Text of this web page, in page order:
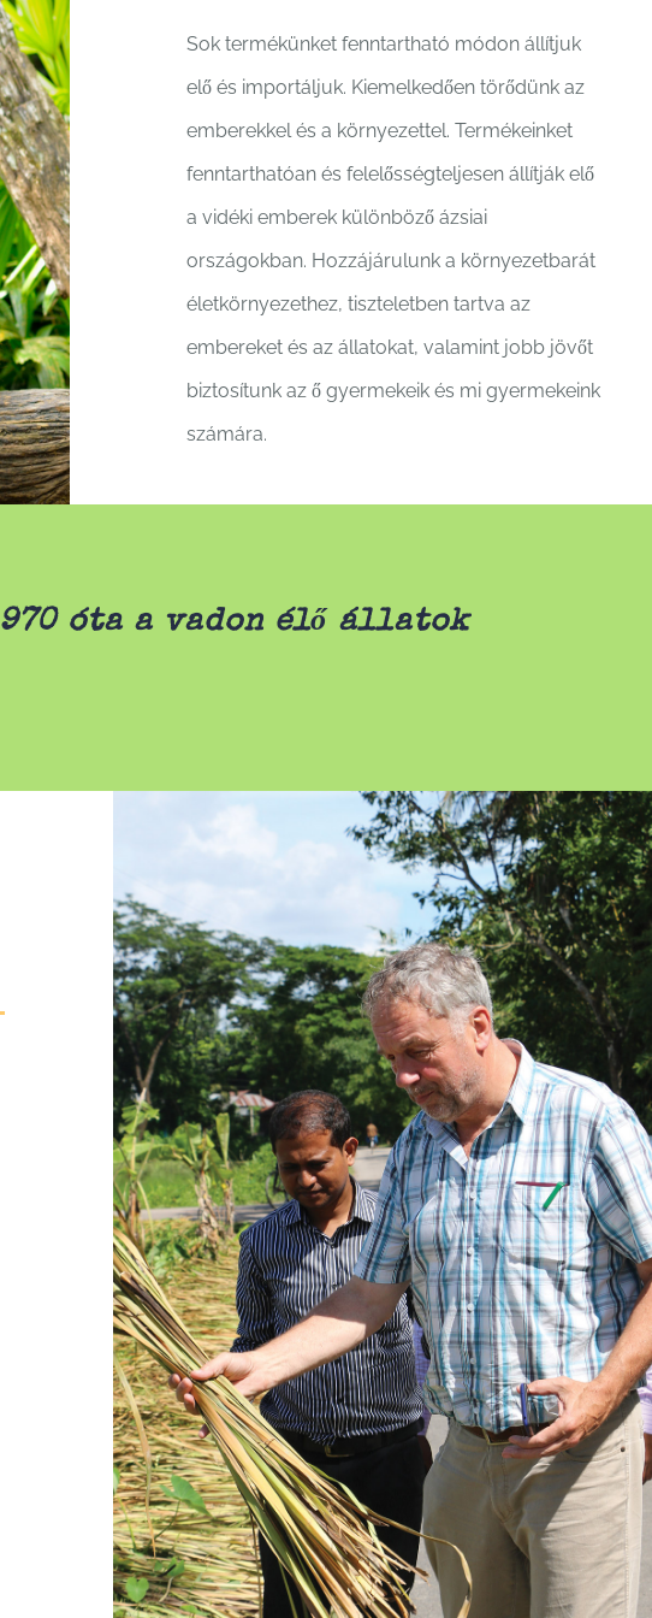
Sok termékünket fenntartható módon állítjuk
elő és importáljuk. Kiemelkedően törődünk az
emberekkel és a környezettel. Termékeinket
fenntarthatóan és felelősségteljesen állítják elő
a vidéki emberek különböző ázsiai
országokban. Hozzájárulunk a környezetbarát
életkörnyezethez, tiszteletben tartva az
embereket és az állatokat, valamint jobb jövőt
biztosítunk az ő gyermekeik és mi gyermekeink
számára.
óta a vadon élő állatok